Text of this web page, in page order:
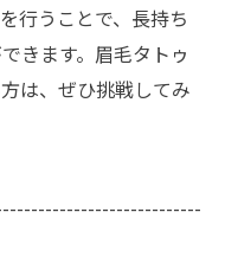
行うことで、長持ち
きます。眉毛タトゥ
は、ぜひ挑戦してみ